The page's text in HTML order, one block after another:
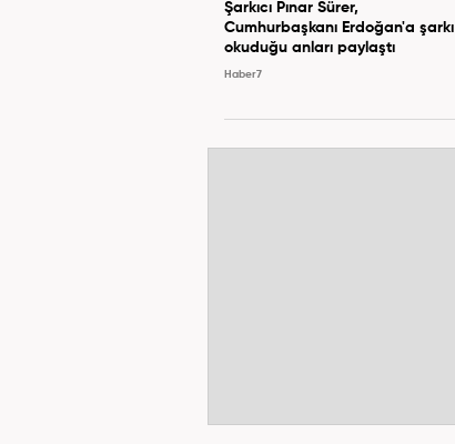
Şarkıcı Pınar Sürer,
Cumhurbaşkanı Erdoğan'a şarkı
okuduğu anları paylaştı
Haber7